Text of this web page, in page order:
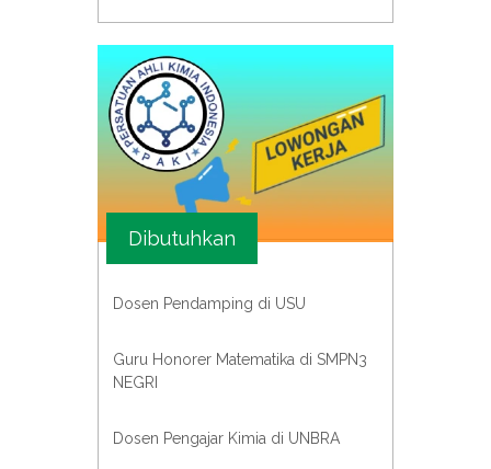
Dibutuhkan
Dosen Pendamping di USU
Guru Honorer Matematika di SMPN3
NEGRI
Dosen Pengajar Kimia di UNBRA